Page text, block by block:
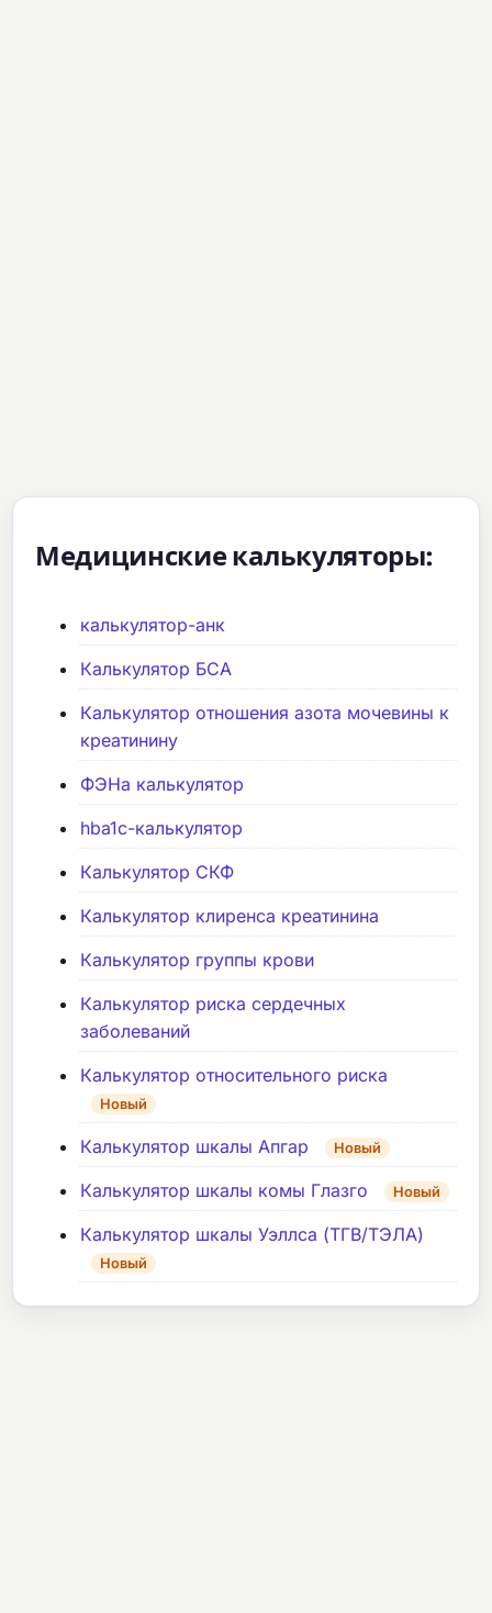
Медицинские калькуляторы:
калькулятор-анк
Калькулятор БСА
Калькулятор отношения азота мочевины к
креатинину
ФЭНа калькулятор
hba1c-калькулятор
Калькулятор СКФ
Калькулятор клиренса креатинина
Калькулятор группы крови
Калькулятор риска сердечных
заболеваний
Калькулятор относительного риска
Новый
Калькулятор шкалы Апгар Новый
Калькулятор шкалы комы Глазго Новый
Калькулятор шкалы Уэллса (ТГВ/ТЭЛА)
Новый